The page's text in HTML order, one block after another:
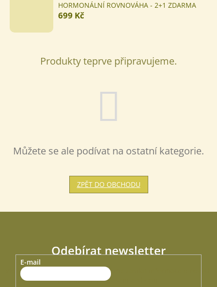
HORMONÁLNÍ ROVNOVÁHA - 2+1 ZDARMA
699 Kč
Produkty teprve připravujeme.
Můžete se ale podívat na ostatní kategorie.
ZPĚT DO OBCHODU
Odebírat newsletter
Vložte svůj e-mail a my vám budeme zasílat informace o nových
produktech na našem e-shopu.
E-mail